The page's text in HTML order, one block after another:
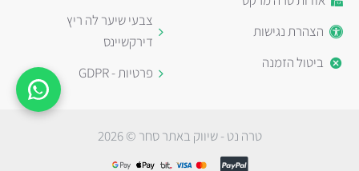
הצהרת נגישות
ביטול הזמנה
צבעי שיער לה ריץ
דירקשיינס
פרטיות - GDPR
טרה נט - שיווק באתר סחר © 2026